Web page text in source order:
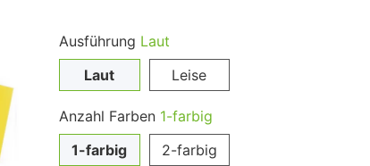
Ausführung Laut
Laut
Leise
Anzahl Farben 1-farbig
1-farbig
2-farbig